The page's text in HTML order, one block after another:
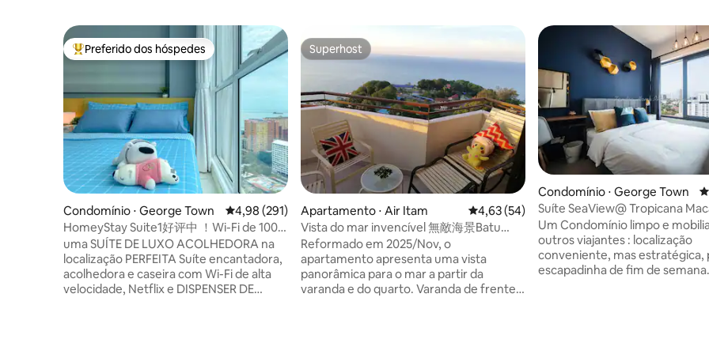
Entre os melhores preferidos dos hóspedes
Preferido dos hóspedes
Condomínio ⋅ George Town 4,98 de uma avaliação média de 5, 291 avaliações
4,98 (291)
HomeyStay Suite1好评中 ！Wi-Fi de 100
Mbps + NETFLiX + Coway海岛暖窝
uma SUÍTE DE LUXO ACOLHEDORA na
localização PERFEITA Suíte encantadora,
acolhedora e caseira com Wi-Fi de alta
velocidade, Netflix e DISPENSER DE
Superhost
Superhost
Apartamento ⋅ Air Itam 4,63 de uma avaliação média de 5, 54
4,63 (54)
Vista do mar invencível 無敵海景Batu
Ferrighi Sri Sayang 2-7
Reformado em 2025/Nov, o
apartamento apresenta uma vista
panorâmica para o mar a partir da
varanda e do quarto. Varanda de frente
Condomínio ⋅ George Town
Suíte SeaView@ Tropicana
Georgetown
Um Condomínio limpo e mobiliado.
outros viajantes : localização
conveniente, mas estratégica,
escapadinha de fim de semana.